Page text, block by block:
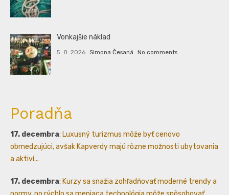
Vonkajšie náklad
5. 8. 2026 Simona Česaná No comments
Poradňa
17. decembra: Luxusný turizmus môže byť cenovo
obmedzujúci, avšak Kapverdy majú rôzne možnosti ubytovania
a aktiví...
17. decembra: Kurzy sa snažia zohľadňovať moderné trendy a